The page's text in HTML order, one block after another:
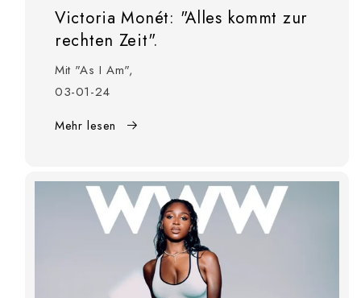
Victoria Monét: "Alles kommt zur
rechten Zeit".
Mit "As I Am",
03-01-24
Mehr lesen